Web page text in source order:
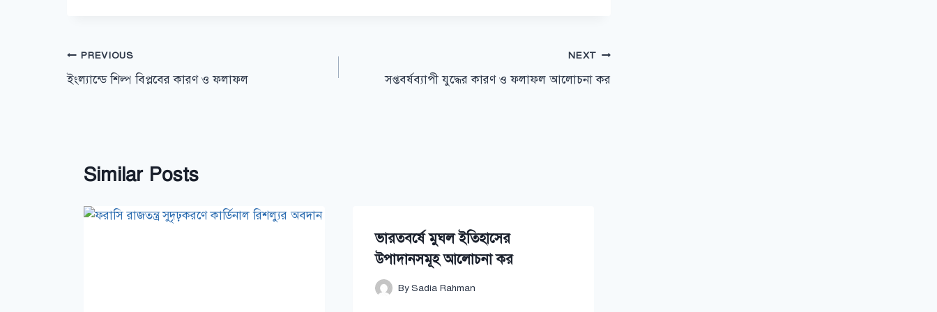
Post
navigation
PREVIOUS
ইংল্যান্ডে শিল্প বিপ্লবের কারণ ও ফলাফল
NEXT
সপ্তবর্ষব্যাপী যুদ্ধের কারণ ও ফলাফল আলোচনা কর
Similar Posts
ভারতবর্ষে মুঘল ইতিহাসের
উপাদানসমূহ আলোচনা কর
BySadia Rahman